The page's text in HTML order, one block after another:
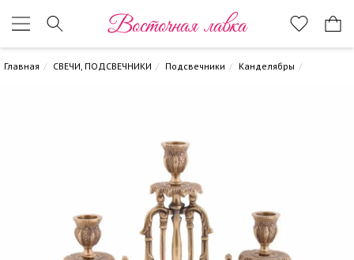
Восточная лавка
Главная СВЕЧИ, ПОДСВЕЧНИКИ Подсвечники Канделябры